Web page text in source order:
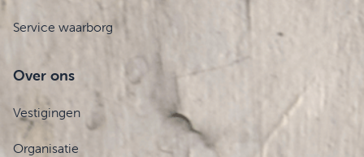
Service waarborg
Over ons
Vestigingen
Organisatie